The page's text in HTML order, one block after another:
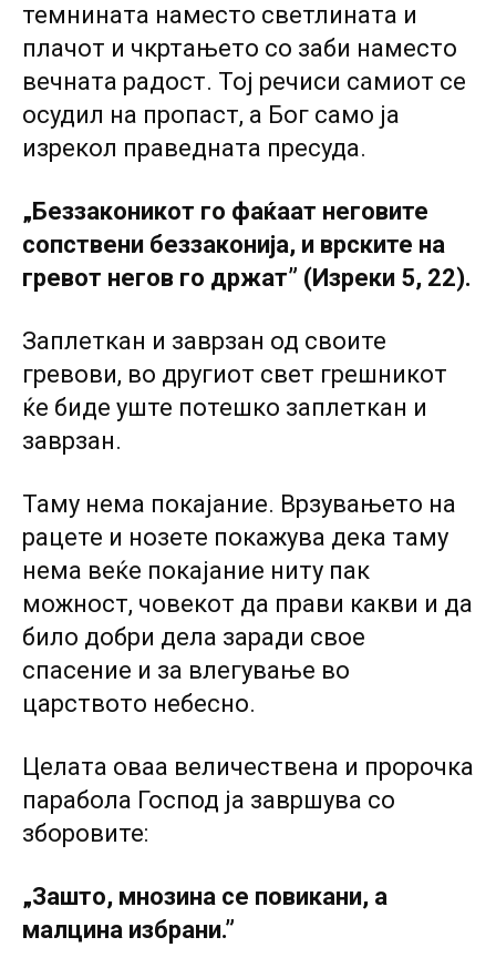
темнината наместо светлината и
плачот и чкртањето co заби наместо
вечната радост. Тој речиси самиот се
осудил на пропаст, а Бог само ја
изрекол праведната пресуда.
„Беззаконикот го фаќаат неговите
сопствени беззаконија, и врските на
гревот негов го држат” (Изреки 5, 22).
Заплеткан и заврзан од своите
гревови, во другиот свет грешникот
ќе биде уште потешко заплеткан и
заврзан.
Таму нема покајание. Врзувањето на
рацете и нозете покажува дека таму
нема веќе покајание ниту пак
можност, човекот да прави какви и да
било добри дела заради свое
спасение и за влегување во
царството небесно.
Целата оваа величествена и пророчка
парабола Господ ја завршува co
зборовите:
„Зашто, мнозина се повикани, а
малцина избрани.”